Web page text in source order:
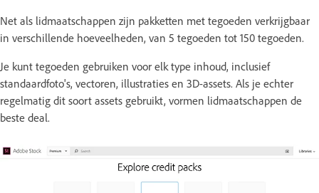
Net als lidmaatschappen zijn pakketten met tegoeden verkrijgbaar
in verschillende hoeveelheden, van 5 tegoeden tot 150 tegoeden.
Je kunt tegoeden gebruiken voor elk type inhoud, inclusief
standaardfoto's, vectoren, illustraties en 3D-assets. Als je echter
regelmatig dit soort assets gebruikt, vormen lidmaatschappen de
beste deal.